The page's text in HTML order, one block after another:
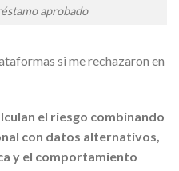
aprobado
si me rechazaron en
el riesgo combinando
con datos alternativos,
y el comportamiento